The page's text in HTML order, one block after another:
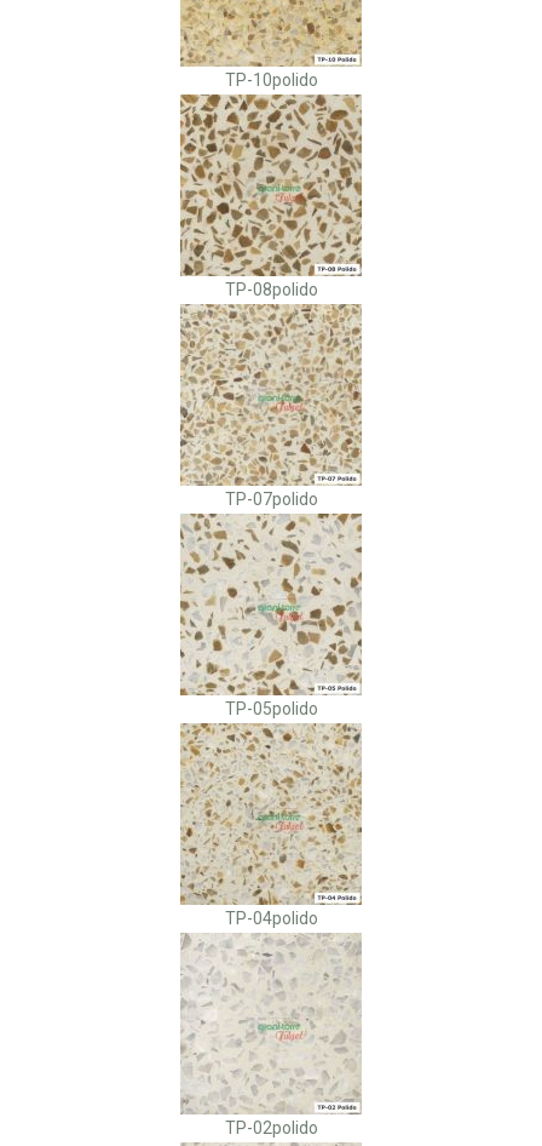
TP-10polido
TP-08polido
TP-07polido
TP-05polido
TP-04polido
TP-02polido